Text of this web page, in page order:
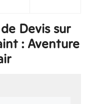
Devis sur
: Aventure